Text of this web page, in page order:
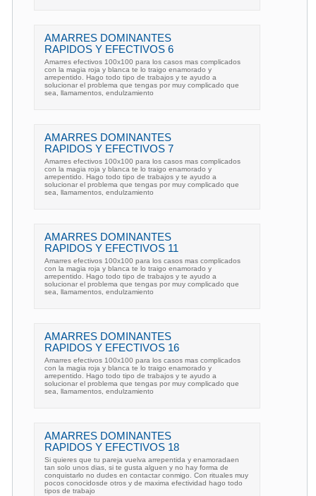
AMARRES DOMINANTES
RAPIDOS Y EFECTIVOS 6
Amarres efectivos 100x100 para los casos mas complicados
con la magia roja y blanca te lo traigo enamorado y
arrepentido. Hago todo tipo de trabajos y te ayudo a
solucionar el problema que tengas por muy complicado que
sea, llamamentos, endulzamiento
AMARRES DOMINANTES
RAPIDOS Y EFECTIVOS 7
Amarres efectivos 100x100 para los casos mas complicados
con la magia roja y blanca te lo traigo enamorado y
arrepentido. Hago todo tipo de trabajos y te ayudo a
solucionar el problema que tengas por muy complicado que
sea, llamamentos, endulzamiento
AMARRES DOMINANTES
RAPIDOS Y EFECTIVOS 11
Amarres efectivos 100x100 para los casos mas complicados
con la magia roja y blanca te lo traigo enamorado y
arrepentido. Hago todo tipo de trabajos y te ayudo a
solucionar el problema que tengas por muy complicado que
sea, llamamentos, endulzamiento
AMARRES DOMINANTES
RAPIDOS Y EFECTIVOS 16
Amarres efectivos 100x100 para los casos mas complicados
con la magia roja y blanca te lo traigo enamorado y
arrepentido. Hago todo tipo de trabajos y te ayudo a
solucionar el problema que tengas por muy complicado que
sea, llamamentos, endulzamiento
AMARRES DOMINANTES
RAPIDOS Y EFECTIVOS 18
Si quieres que tu pareja vuelva arrepentida y enamoradaen
tan solo unos dias, si te gusta alguen y no hay forma de
conquistarlo no dudes en contactar conmigo. Con rituales muy
pocos conocidosde otros y de maxima efectividad hago todo
tipos de trabajo